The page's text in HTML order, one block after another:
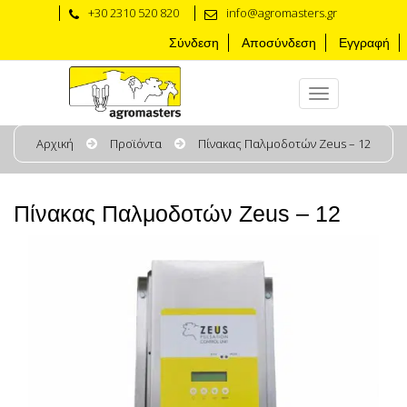
+30 2310 520 820 info@agromasters.gr
Σύνδεση Αποσύνδεση Εγγραφή
Αρχική Προϊόντα Πίνακας Παλμοδοτών Zeus – 12
Πίνακας Παλμοδοτών Zeus – 12